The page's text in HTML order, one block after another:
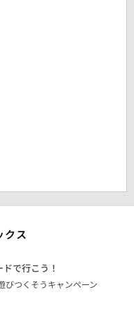
クス
で行こう！
びつくそうキャンペーン